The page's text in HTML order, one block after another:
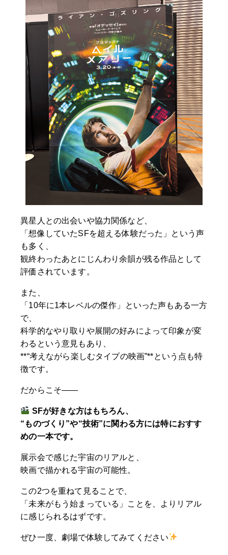
異星人との出会いや協力関係など、
「想像していたSFを超える体験だった」という声
も多く、
観終わったあとにじんわり余韻が残る作品として
評価されています。
また、
「10年に1本レベルの傑作」といった声もある一方
で、
科学的なやり取りや展開の好みによって印象が変
わるという意見もあり、
**“考えながら楽しむタイプの映画”**という点も特
徴です。
だからこそ——
SFが好きな方はもちろん、
“ものづくり”や“技術”に関わる方には特におすす
めの一本です。
展示会で感じた宇宙のリアルと、
映画で描かれる宇宙の可能性。
この2つを重ねて見ることで、
「未来がもう始まっている」ことを、よりリアル
に感じられるはずです。
ぜひ一度、劇場で体験してみてください